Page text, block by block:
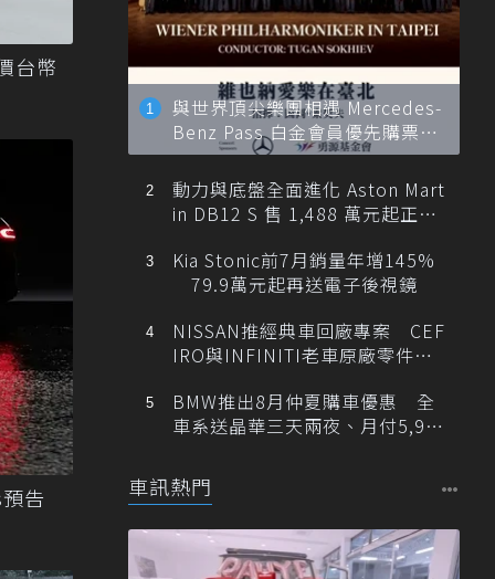
台幣
告
與世界頂尖樂團相遇 Mercedes-
Benz Pass 白金會員優先購票維
也納愛樂
動力與底盤全面進化 Aston Mart
in DB12 S 售 1,488 萬元起正式
Kia Stonic前7月銷量年增145%
79.9萬元起再送電子後視鏡
NISSAN推經典車回廠專案 CEF
IRO與INFINITI老車原廠零件最
BMW推出8月仲夏購車優惠 全
車系送晶華三天兩夜、月付5,900
車訊熱門